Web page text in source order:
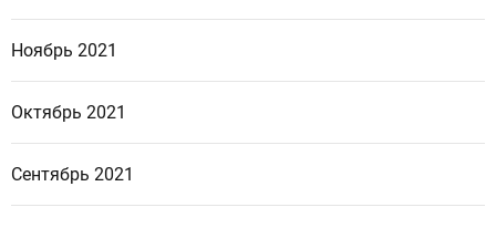
Ноябрь 2021
Октябрь 2021
Сентябрь 2021